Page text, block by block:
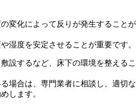
変化によって反りが発生することが
湿度を安定させることが重要です。
設するなど、床下の環境を整えるこ
場合は、専門業者に相談し、適切な
します。